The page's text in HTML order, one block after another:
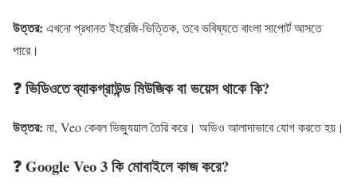
উত্তর: এখনো প্রধানত ইংরেজি-ভিত্তিক, তবে ভবিষ্যতে বাংলা সাপোর্ট আসতে
পারে।
❓ ভিডিওতে ব্যাকগ্রাউন্ড মিউজিক বা ভয়েস থাকে কি?
উত্তর: না, Veo কেবল ভিজ্যুয়াল তৈরি করে। অডিও আলাদাভাবে যোগ করতে হয়।
❓ Google Veo 3 কি মোবাইলে কাজ করে?